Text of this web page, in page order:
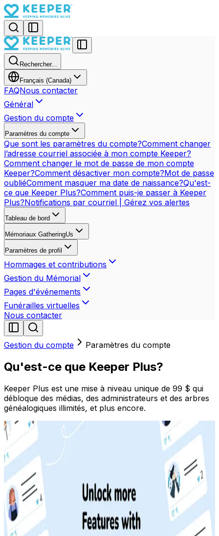
Rechercher...
Français (Canada)
FAQNous contacter
Général
Gestion du compte
Paramètres du compte
Que sont les paramètres du compte?Comment changer
l’adresse courriel associée à mon compte Keeper?
Comment changer le mot de passe de mon compte
Keeper?Comment désactiver mon compte?Mot de passe
oubliéComment masquer ma date de naissance?Qu'est-
ce que Keeper Plus?Comment puis-je passer à Keeper
Plus?Notifications par courriel | Gérez vos alertes
Tableau de bord
Mémoriaux GatheringUs
Paramètres de profil
Hommages et contributions
Gestion du Mémorial
Pages d'événements
Funérailles virtuelles
Nous contacter
Gestion du compte Paramètres du compte
Qu'est-ce que Keeper Plus?
Keeper Plus est une mise à niveau unique de 99 $ qui
débloque des médias, des administrateurs et des arbres
généalogiques illimités, et plus encore.